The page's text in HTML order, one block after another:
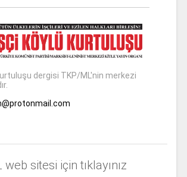
dergisi TKP/ML'nin merkezi
sitesi için tıklayınız